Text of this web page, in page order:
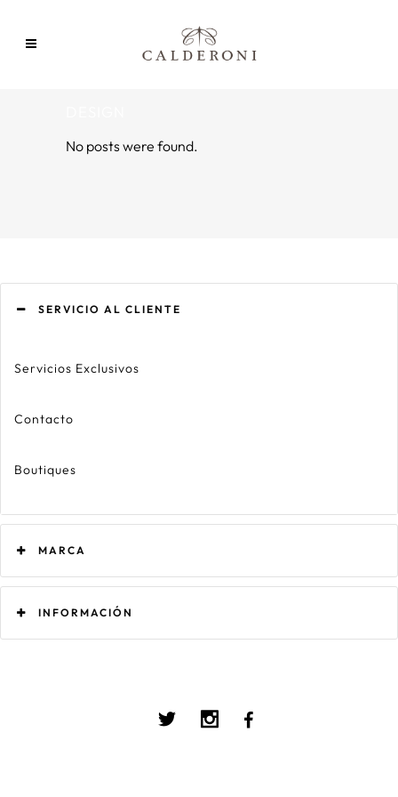
No posts were found.
SERVICIO AL CLIENTE
Servicios Exclusivos
Contacto
Boutiques
MARCA
INFORMACIÓN